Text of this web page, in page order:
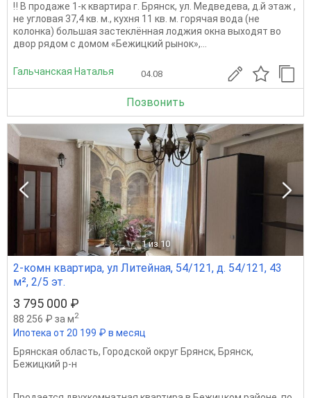
‼️ В продаже 1-к квартира г. Брянск, ул. Медведева, д.й этаж ,
не угловая 37,4 кв. м., кухня 11 кв. м. горячая вода (не
колонка) большая застеклённая лоджия окна выходят во
двор рядом с домом «Бежицкий рынок»,...
Гальчанская Наталья 04.08
Позвонить
1 из 10
2-комн квартира, ул Литейная, 54/121, д. 54/121, 43
м², 2/5 эт.
3 795 000 ₽
88 256 ₽ за м2
Ипотека от 20 199 ₽ в месяц
Брянская область, Городской округ Брянск, Брянск,
Бежицкий р-н